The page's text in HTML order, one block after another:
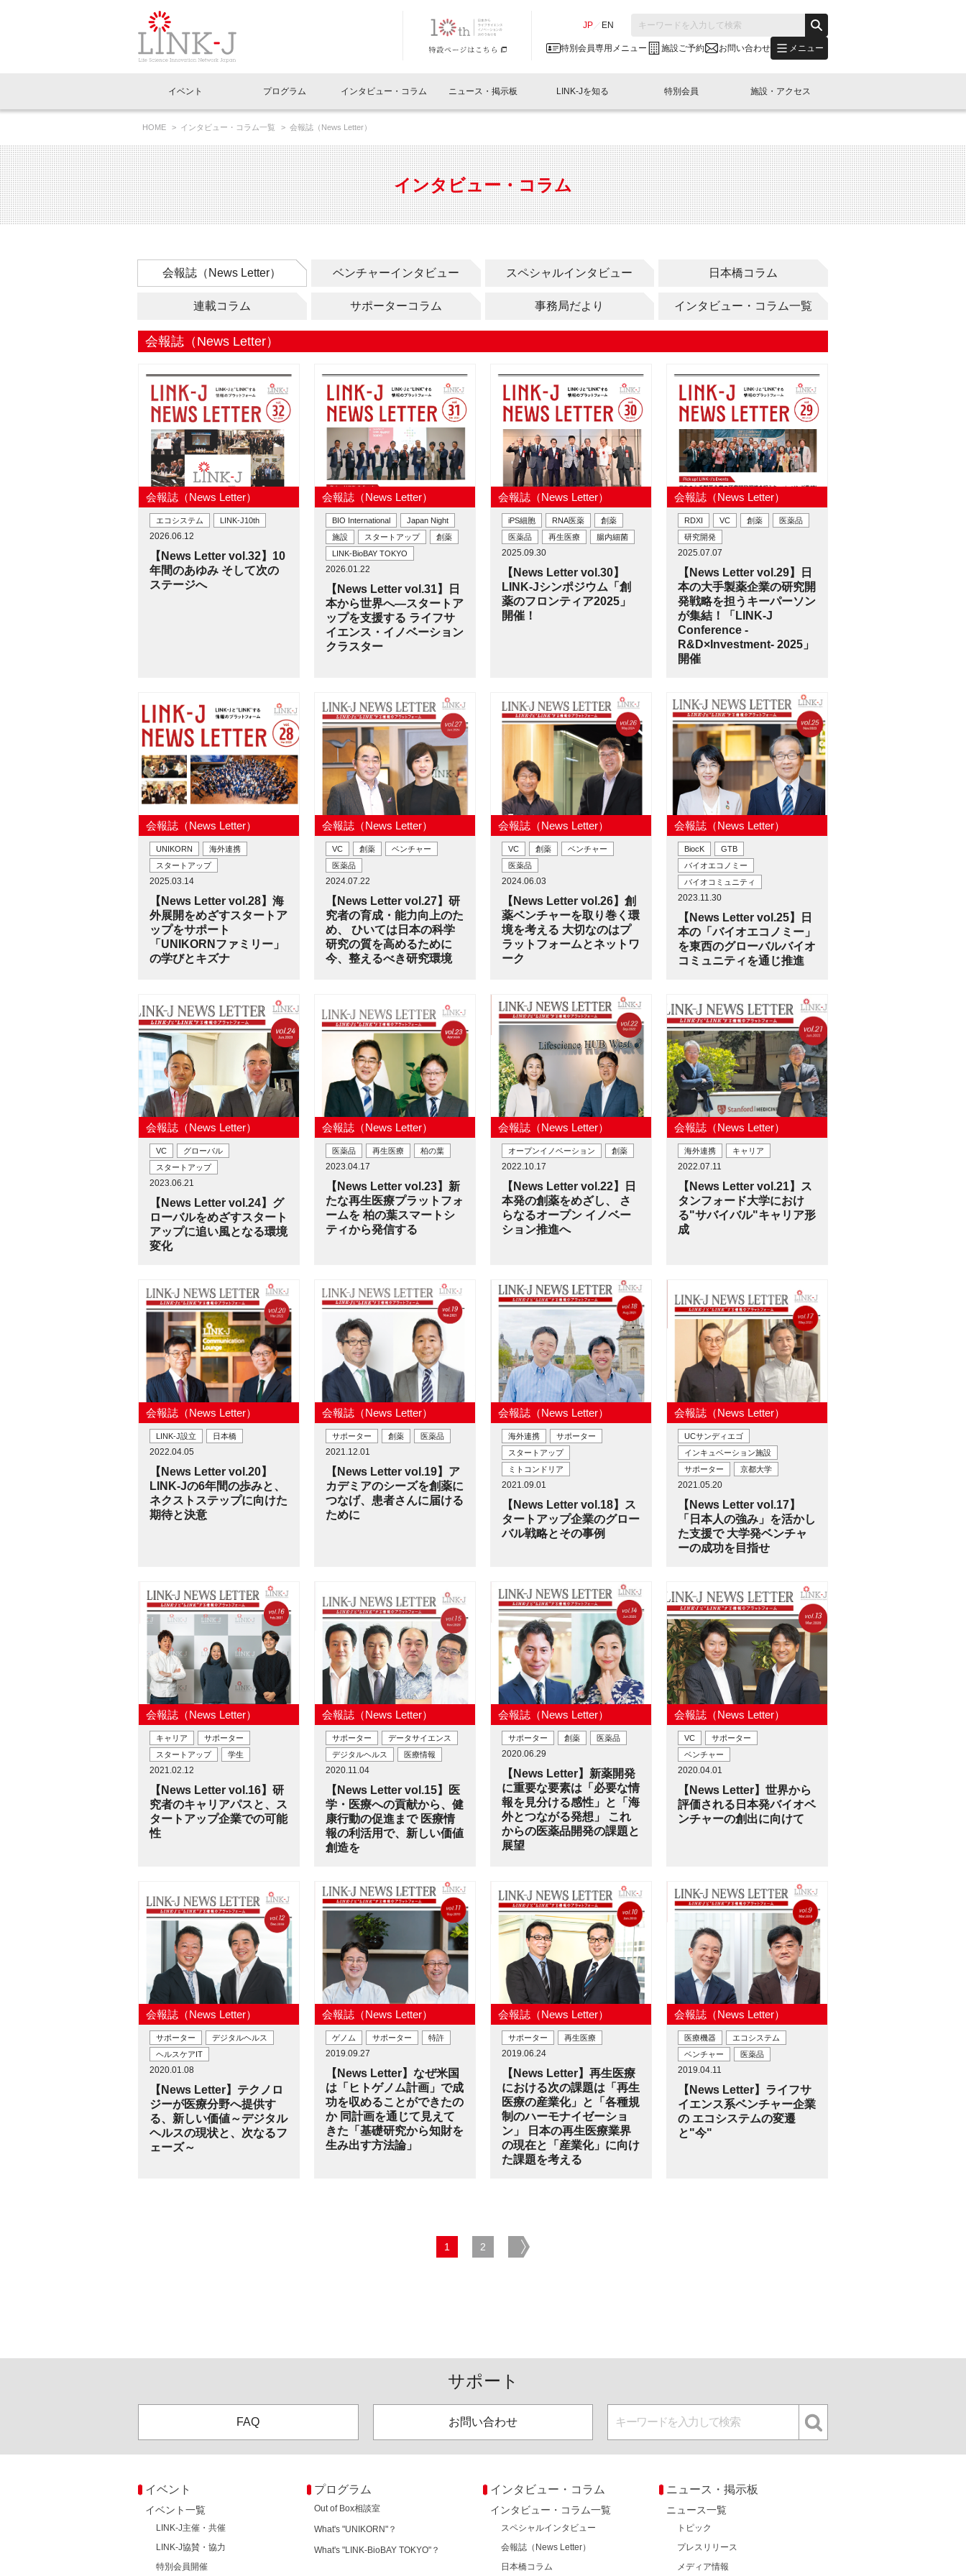
JP EN
特別会員専用メニュー 施設ご予約 お問い合わせ メニュー
イベントお知らせメール登録
閉じる
イベント
イベント一覧
LINK-J主催・共催 特別会員開催
LINK-J協賛・協力 出展・参加
イベントレポート一覧
LINK-J主催・共催 特別会員開催
LINK-J協賛・協力 出展・参加
プログラム
Out of Box相談室 What's "UNIKORN"？ What's "LINK-BioBAY TOKYO"？
インタビュー・コラム
インタビュー・コラム一覧
スペシャルインタビュー ベンチャーインタビュー 会報誌 (News Letter)
連載コラム サポーターコラム 日本橋コラム
ニュース・掲示板
ニュース一覧
トピック プレスリリース
メディア情報 海外関連
協賛・協力
人と情報の交流掲示板一覧
会員プレスリリース ニュース・事業紹介
募集 イベント
LINK-Jを知る
理事長挨拶 Why in Nihonbashi What’s LINK-J WEST
国内外連携 サポーター紹介 事業内容
組織概要 パンフレット GTB日本橋エリアについて
特別会員
特別会員一覧 特別会員について 入会申し込み
専用メニューはこちら
施設・アクセス
ラウンジ・会議室 オフィス・ラボ 施設ご予約
アクセス
HOME インタビュー・コラム一覧 会報誌（News Letter）
インタビュー・コラム
会報誌（News Letter） ベンチャーインタビュー スペシャルインタビュー 日本橋コラム
連載コラム サポーターコラム 事務局だより インタビュー・コラム一覧
会報誌（News Letter）
会報誌（News Letter）
エコシステム LINK-J10th
2026.06.12
【News Letter vol.32】10
年間のあゆみ そして次の
ステージへ
会報誌（News Letter）
BIO International
Japan Night
施設
スタートアップ
創薬
LINK-BioBAY TOKYO
2026.01.22
【News Letter vol.31】日
本から世界へ―スタートア
ップを支援する ライフサ
イエンス・イノベーション
クラスター
会報誌（News Letter）
iPS細胞 RNA医薬
創薬
医薬品
再生医療 腸内細菌
2025.09.30
【News Letter vol.30】
LINK-Jシンポジウム「創
薬のフロンティア2025」
開催！
会報誌（News Letter）
RDXI VC 創薬
医薬品
研究開発
2025.07.07
【News Letter vol.29】日
本の大手製薬企業の研究開
発戦略を担うキーパーソン
が集結！「LINK-J
Conference -
R&D×Investment- 2025」
開催
会報誌（News Letter）
UNIKORN
海外連携
スタートアップ
2025.03.14
【News Letter vol.28】海
外展開をめざすスタートア
ップをサポート
「UNIKORNファミリー」
の学びとキズナ
会報誌（News Letter）
VC 創薬
ベンチャー
医薬品
2024.07.22
【News Letter vol.27】研
究者の育成・能力向上のた
め、 ひいては日本の科学
研究の質を高めるために
今、整えるべき研究環境
会報誌（News Letter）
VC 創薬
ベンチャー
医薬品
2024.06.03
【News Letter vol.26】創
薬ベンチャーを取り巻く環
境を考える 大切なのはプ
ラットフォームとネットワ
ーク
会報誌（News Letter）
BiocK
GTB
バイオエコノミー
バイオコミュニティ
2023.11.30
【News Letter vol.25】日
本の「バイオエコノミー」
を東西のグローバルバイオ
コミュニティを通じ推進
会報誌（News Letter）
VC
グローバル
スタートアップ
2023.06.21
【News Letter vol.24】グ
ローバルをめざすスタート
アップに追い風となる環境
変化
会報誌（News Letter）
医薬品 再生医療 柏の葉
2023.04.17
【News Letter vol.23】新
たな再生医療プラットフォ
ームを 柏の葉スマートシ
ティから発信する
会報誌（News Letter）
オープンイノベーション 創薬
2022.10.17
【News Letter vol.22】日
本発の創薬をめざし、 さ
らなるオープン イノベー
ション推進へ
会報誌（News Letter）
海外連携 キャリア
2022.07.11
【News Letter vol.21】ス
タンフォード大学におけ
る"サバイバル"キャリア形
成
会報誌（News Letter）
LINK-J設立 日本橋
2022.04.05
【News Letter vol.20】
LINK-Jの6年間の歩みと、
ネクストステップに向けた
期待と決意
会報誌（News Letter）
サポーター 創薬 医薬品
2021.12.01
【News Letter vol.19】ア
カデミアのシーズを創薬に
つなげ、患者さんに届ける
ために
会報誌（News Letter）
海外連携
サポーター
スタートアップ
ミトコンドリア
2021.09.01
【News Letter vol.18】ス
タートアップ企業のグロー
バル戦略とその事例
会報誌（News Letter）
UCサンディエゴ
インキュベーション施設
サポーター
京都大学
2021.05.20
【News Letter vol.17】
「日本人の強み」を活かし
た支援で 大学発ベンチャ
ーの成功を目指せ
会報誌（News Letter）
キャリア
サポーター
スタートアップ
学生
2021.02.12
【News Letter vol.16】研
究者のキャリアパスと、ス
タートアップ企業での可能
性
会報誌（News Letter）
サポーター
データサイエンス
デジタルヘルス
医療情報
2020.11.04
【News Letter vol.15】医
学・医療への貢献から、健
康行動の促進まで 医療情
報の利活用で、新しい価値
創造を
会報誌（News Letter）
サポーター 創薬 医薬品
2020.06.29
【News Letter】新薬開発
に重要な要素は「必要な情
報を見分ける感性」と「海
外とつながる発想」 これ
からの医薬品開発の課題と
展望
会報誌（News Letter）
VC
サポーター
ベンチャー
2020.04.01
【News Letter】世界から
評価される日本発バイオベ
ンチャーの創出に向けて
会報誌（News Letter）
サポーター
デジタルヘルス
ヘルスケアIT
2020.01.08
【News Letter】テクノロ
ジーが医療分野へ提供す
る、新しい価値～デジタル
ヘルスの現状と、次なるフ
ェーズ～
会報誌（News Letter）
ゲノム サポーター 特許
2019.09.27
【News Letter】なぜ米国
は「ヒトゲノム計画」で成
功を収めることができたの
か 同計画を通じて見えて
きた「基礎研究から知財を
生み出す方法論」
会報誌（News Letter）
サポーター 再生医療
2019.06.24
【News Letter】再生医療
における次の課題は「再生
医療の産業化」と「各種規
制のハーモナイゼーショ
ン」 日本の再生医療業界
の現在と「産業化」に向け
た課題を考える
会報誌（News Letter）
医療機器
エコシステム
ベンチャー
医薬品
2019.04.11
【News Letter】ライフサ
イエンス系ベンチャー企業
の エコシステムの変遷
と"今"
1 2
サポート
FAQ お問い合わせ
イベント
イベント一覧
LINK-J主催・共催
LINK-J協賛・協力
特別会員開催
プログラム
Out of Box相談室
What's "UNIKORN"？
What's "LINK-BioBAY TOKYO"？
インタビュー・コラム
インタビュー・コラム一覧
スペシャルインタビュー
会報誌（News Letter）
日本橋コラム
ニュース・掲示板
ニュース一覧
トピック
プレスリリース
メディア情報